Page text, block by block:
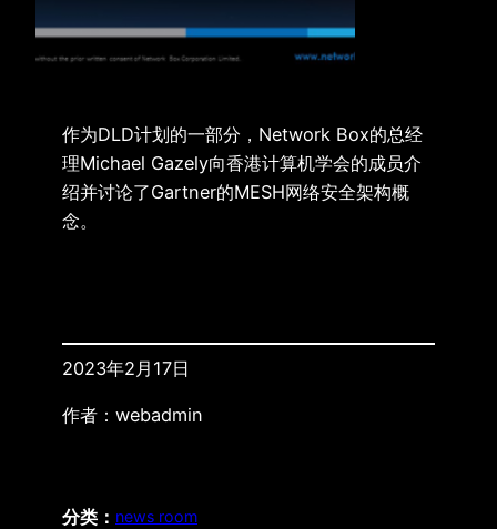
作为DLD计划的一部分，Network Box的总经
理Michael Gazely向香港计算机学会的成员介
绍并讨论了Gartner的MESH网络安全架构概
念。
2023年2月17日
作者： webadmin
分类： news room